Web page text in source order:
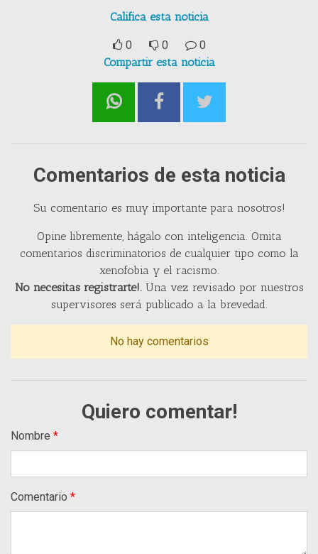
Califica esta noticia
0 0
0
Compartir esta noticia
Comentarios de esta noticia
Su comentario es muy importante para nosotros!
Opine libremente, hágalo con inteligencia. Omita
comentarios discriminatorios de cualquier tipo como la
xenofobia y el racismo.
No necesitas registrarte!.Una vez revisado por nuestros
supervisores será publicado a la brevedad.
No hay comentarios
Quiero comentar!
Nombre
Comentario